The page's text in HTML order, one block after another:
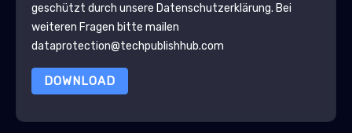
geschützt durch unsere Datenschutzerklärung. Bei
weiteren Fragen bitte mailen
dataprotection@techpublishhub.com
DOWNLOAD